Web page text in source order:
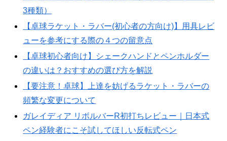
3種類）
【卓球ラケット・ラバー(初心者の方向け)】用具レビ
ューを参考にする際の４つの留意点
【卓球初心者向け】シェークハンドとペンホルダー
の違いは？おすすめの選び方を解説
【要注意！卓球】上達を妨げるラケット・ラバーの
頻繁な変更について
ガレイディア リボルバーR初打ちレビュー｜日本式
ペン経験者にこそ試してほしい反転式ペン